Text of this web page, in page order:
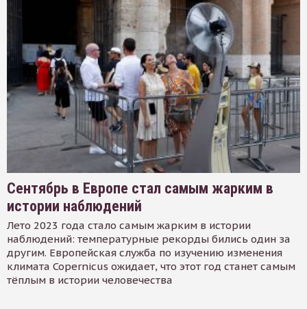
Сентябрь в Европе стал самым жарким в
истории наблюдений
Лето 2023 года стало самым жарким в истории
наблюдений: температурные рекорды бились один за
другим. Европейская служба по изучению изменения
климата Copernicus ожидает, что этот год станет самым
тёплым в истории человечества